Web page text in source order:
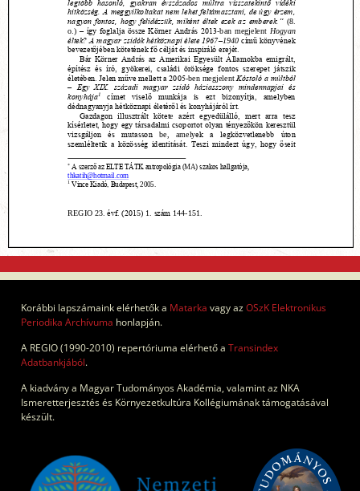
Korábbi lapszámaink elérhetők a Matarka vagy azOSzK Elektronikus
Periodika Archívuma honlapján.
A REGIO (1990-2010) repertóriuma elérhető a Transindex
Adatbankjából.
A kiadvány a Magyar Tudományos Akadémia, valamint az NKA
Ismeretterjesztés és Környezetkultúra Kollégiumának támogatásával
készült.